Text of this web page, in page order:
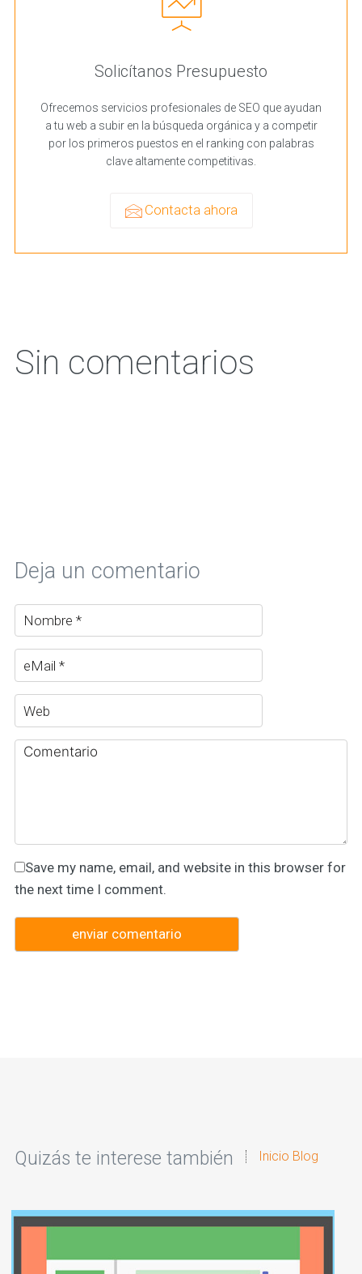
Solicítanos Presupuesto
Ofrecemos servicios profesionales de SEO que ayudan
a tu web a subir en la búsqueda orgánica y a competir
por los primeros puestos en el ranking con palabras
clave altamente competitivas.
Contacta ahora
Sin comentarios
Deja un comentario
Save my name, email, and website in this browser for
the next time I comment.
Quizás te interese también Inicio Blog